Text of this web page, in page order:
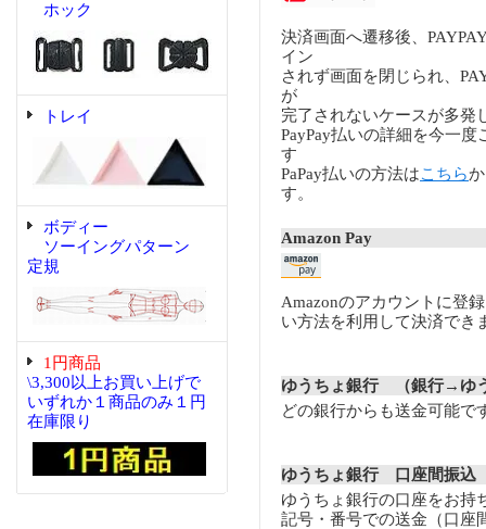
ホック
トレイ
ボディー
ソーイングパターン
定規
1円商品
\3,300以上お買い上げで
いずれか１商品のみ１円
在庫限り
決済画面へ遷移後、
イン
されず画面を閉じられ、
が
完了されないケースが多発
PayPay払いの詳細を今一度
す
PaPay払いの方法はこちら
す。
Amazon Pay
Amazonのアカウントに登
い方法を利用して決済でき
ゆうちょ銀行 （銀行→ゆ
どの銀行からも送金可能で
ゆうちょ銀行 口座間振込
ゆうちょ銀行の口座をお持
記号・番号での送金（口座